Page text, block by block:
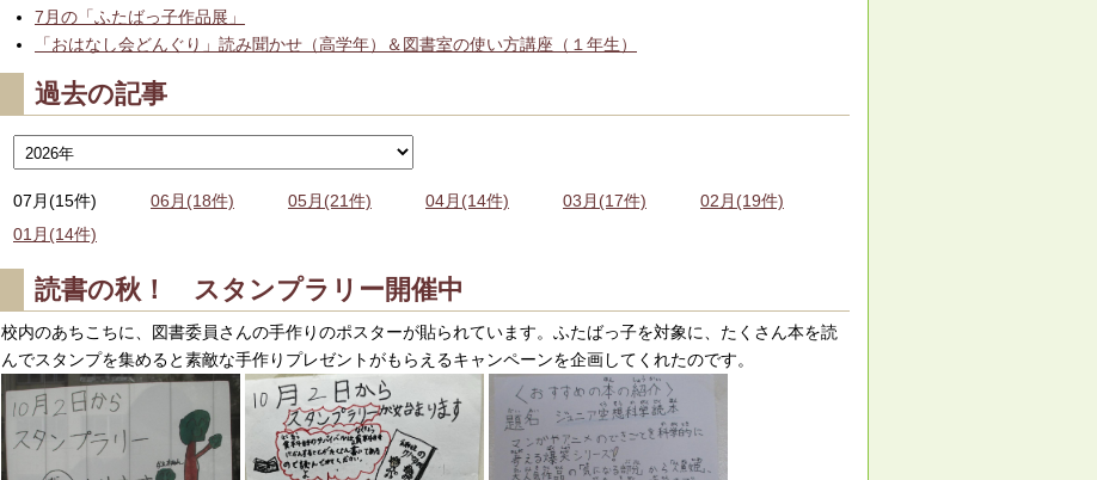
7月の「ふたばっ子作品展」
「おはなし会どんぐり」読み聞かせ（高学年）＆図書室の使い方講座（１年生）
過去の記事
07月(15件) 06月(18件) 05月(21件) 04月(14件) 03月(17件)
02月(19件)
01月(14件)
読書の秋！ スタンプラリー開催中
校内のあちこちに、図書委員さんの手作りのポスターが貼られています。ふたばっ子を対象に、たくさん本を読
んでスタンプを集めると素敵な手作りプレゼントがもらえるキャンペーンを企画してくれたのです。